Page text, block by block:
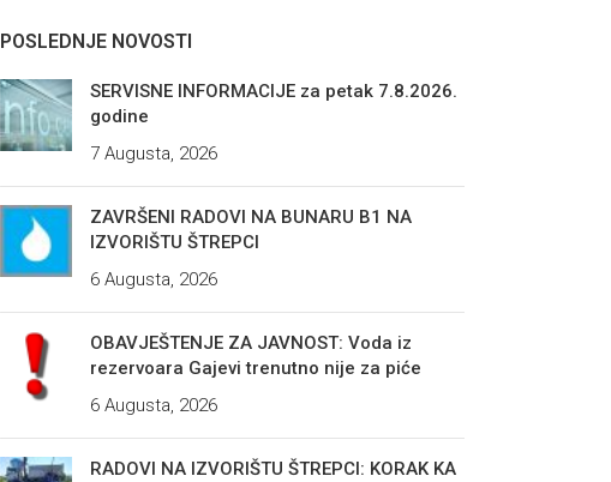
POSLEDNJE NOVOSTI
SERVISNE INFORMACIJE za petak 7.8.2026.
godine
7 Augusta, 2026
ZAVRŠENI RADOVI NA BUNARU B1 NA
IZVORIŠTU ŠTREPCI
6 Augusta, 2026
OBAVJEŠTENJE ZA JAVNOST: Voda iz
rezervoara Gajevi trenutno nije za piće
6 Augusta, 2026
RADOVI NA IZVORIŠTU ŠTREPCI: KORAK KA